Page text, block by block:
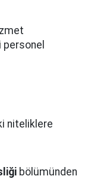
niteliklere
bölümünden